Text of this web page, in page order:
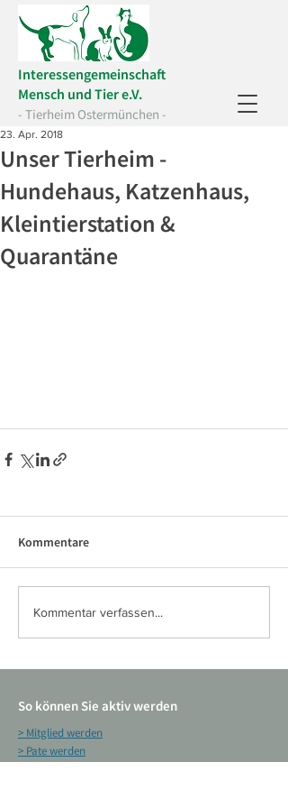
Interessengemeinschaft
Mensch und Tier e.V.
- Tierheim Ostermünchen -
Unser Tierheim -
Hundehaus, Katzenhaus,
Kleintierstation &
Quarantäne
23. Apr. 2018
Kommentare
Kommentar verfassen...
So können Sie aktiv werden
> Mitglied werden
> Pate werden